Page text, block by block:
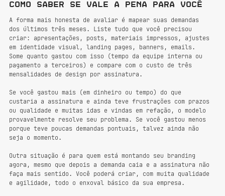
Como saber se vale a pena para você
A forma mais honesta de avaliar é mapear suas demandas
dos últimos três meses. Liste tudo que você precisou
criar: apresentações, posts, materiais impressos, ajustes
em identidade visual, landing pages, banners, emails.
Some quanto gastou com isso (tempo da equipe interna ou
pagamento a terceiros) e compare com o custo de três
mensalidades de design por assinatura.
Se você gastou mais (em dinheiro ou tempo) do que
custaria a assinatura e ainda teve frustrações com prazos
ou qualidade e muitas idas e vindas em refação, o modelo
provavelmente resolve seu problema. Se você gastou menos
porque teve poucas demandas pontuais, talvez ainda não
seja o momento.
Outra situação é para quem está montando seu branding
agora, mesmo que depois a demanda caia e a assinatura não
faça mais sentido. Você poderá criar, com muita qualidade
e agilidade, todo o enxoval básico da sua empresa.